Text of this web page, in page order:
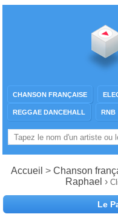
CHANSON FRANÇAISE
REGGAE DANCEHALL RNB
Accueil > Chanson
Raphael ›
Le